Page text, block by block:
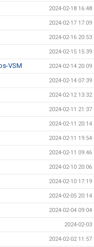
2024-02-18 16:48
2024-02-17 17:09
2024-02-16 20:53
2024-02-15 15:39
VSM 2024-02-14 20:09
2024-02-14 07:39
2024-02-12 13:32
2024-02-11 21:37
2024-02-11 20:14
2024-02-11 19:54
2024-02-11 09:46
2024-02-10 20:06
2024-02-10 17:19
2024-02-05 20:14
2024-02-04 09:04
2024-02-03
2024-02-02 11:57